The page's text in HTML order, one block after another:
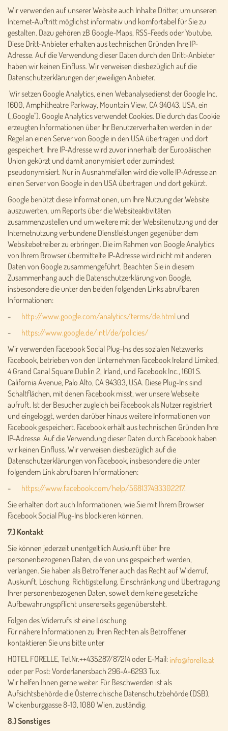
Wir verwenden auf unserer Website auch Inhalte Dritter, um unseren
Internet-Auftritt möglichst informativ und komfortabel für Sie zu
gestalten. Dazu gehören zB Google-Maps, RSS-Feeds oder Youtube.
Diese Dritt-Anbieter erhalten aus technischen Gründen Ihre IP-
Adresse. Auf die Verwendung dieser Daten durch den Dritt-Anbieter
haben wir keinen Einfluss. Wir verweisen diesbezüglich auf die
Datenschutzerklärungen der jeweiligen Anbieter.
Wir setzen Google Analytics, einen Webanalysedienst der Google Inc.
1600, Amphitheatre Parkway, Mountain View, CA 94043, USA, ein
(„Google"). Google Analytics verwendet Cookies. Die durch das Cookie
erzeugten Informationen über Ihr Benutzerverhalten werden in der
Regel an einen Server von Google in den USA übertragen und dort
gespeichert. Ihre IP-Adresse wird zuvor innerhalb der Europäischen
Union gekürzt und damit anonymisiert oder zumindest
pseudonymisiert. Nur in Ausnahmefällen wird die volle IP-Adresse an
einen Server von Google in den USA übertragen und dort gekürzt.
Google benützt diese Informationen, um Ihre Nutzung der Website
auszuwerten, um Reports über die Websiteaktivitäten
zusammenzustellen und um weitere mit der Websitenutzung und der
Internetnutzung verbundene Dienstleistungen gegenüber dem
Websitebetreiber zu erbringen. Die im Rahmen von Google Analytics
von Ihrem Browser übermittelte IP-Adresse wird nicht mit anderen
Daten von Google zusammengeführt. Beachten Sie in diesem
Zusammenhang auch die Datenschutzerklärung von Google,
insbesondere die unter den beiden folgenden Links abrufbaren
Informationen:
- http://www.google.com/analytics/terms/de.html und
- https://www.google.de/intl/de/policies/
Wir verwenden Facebook Social Plug-Ins des sozialen Netzwerks
Facebook, betrieben von den Unternehmen Facebook Ireland Limited,
4 Grand Canal Square Dublin 2, Irland, und Facebook Inc., 1601 S.
California Avenue, Palo Alto, CA 94303, USA. Diese Plug-Ins sind
Schaltflächen, mit denen Facebook misst, wer unsere Webseite
aufruft. Ist der Besucher zugleich bei Facebook als Nutzer registriert
und eingeloggt, werden darüber hinaus weitere Informationen von
Facebook gespeichert. Facebook erhält aus technischen Gründen Ihre
IP-Adresse. Auf die Verwendung dieser Daten durch Facebook haben
wir keinen Einfluss. Wir verweisen diesbezüglich auf die
Datenschutzerklärungen von Facebook, insbesondere die unter
folgendem Link abrufbaren Informationen:
- https://www.facebook.com/help/568137493302217.
Sie erhalten dort auch Informationen, wie Sie mit Ihrem Browser
Facebook Social Plug-Ins blockieren können.
7.) Kontakt
Sie können jederzeit unentgeltlich Auskunft über Ihre
personenbezogenen Daten, die von uns gespeichert werden,
verlangen. Sie haben als Betroffener auch das Recht auf Widerruf,
Auskunft, Löschung, Richtigstellung, Einschränkung und Übertragung
Ihrer personenbezogenen Daten, soweit dem keine gesetzliche
Aufbewahrungspflicht unsererseits gegenübersteht.
Folgen des Widerrufs ist eine Löschung.
Für nähere Informationen zu Ihren Rechten als Betroffener
kontaktieren Sie uns bitte unter
HOTEL FORELLE, Tel.Nr.++435287/87214 oder E-Mail:
oder per Post: Vorderlanersbach 296-A-6293 Tux.
Wir helfen Ihnen gerne weiter. Für Beschwerden ist als
Aufsichtsbehörde die Österreichische Datenschutzbehörde (DSB),
Wickenburggasse 8-10, 1080 Wien, zuständig.
8.) Sonstiges